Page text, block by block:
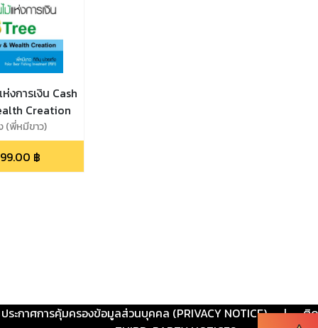
งการเงิน Cash
Creation
(พี่หมีขาว)
99.00 ฿
ประกาศการคุ้มครองข้อมูลส่วนบุคคล (PRIVACY NOTICE) | ติ